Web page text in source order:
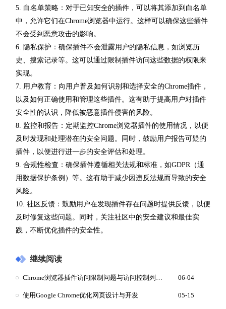
5. 白名单策略：对于已知安全的插件，可以将其添加到白名单
中，允许它们在Chrome浏览器中运行。这样可以确保这些插件
不会受到恶意攻击的影响。
6. 隐私保护：确保插件不会泄露用户的隐私信息，如浏览历
史、搜索记录等。这可以通过限制插件访问这些数据的权限来
实现。
7. 用户教育：向用户普及如何识别和选择安全的Chrome插件，
以及如何正确使用和管理这些插件。这有助于提高用户对插件
安全性的认识，降低被恶意插件侵害的风险。
8. 监控和报告：定期监控Chrome浏览器插件的使用情况，以便
及时发现和处理潜在的安全问题。同时，鼓励用户报告可疑的
插件，以便进行进一步的安全评估和处理。
9. 合规性检查：确保插件遵循相关法规和标准，如GDPR（通
用数据保护条例）等。这有助于减少因违反法规而导致的安全
风险。
10. 社区反馈：鼓励用户在发现插件存在问题时提供反馈，以便
及时修复这些问题。同时，关注社区中的安全建议和最佳实
践，不断优化插件的安全性。
继续阅读
06-04
使用Google Chrome优化网页设计与开发 05-15